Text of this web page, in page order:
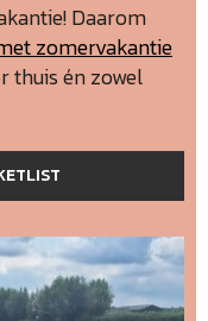
Daarom
zomervakantie
thuis én zowel